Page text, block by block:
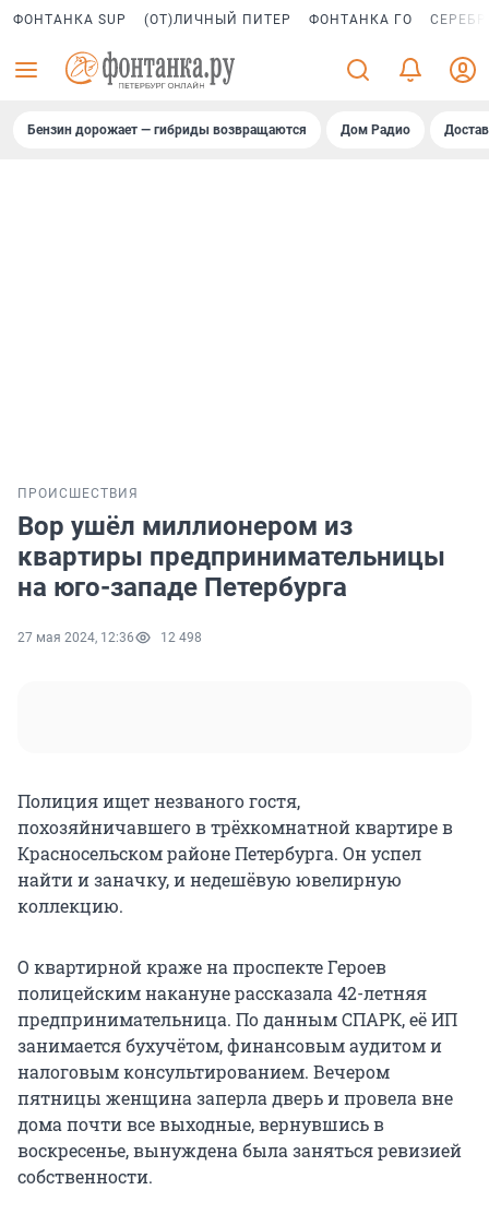
ФОНТАНКА SUP (ОТ)ЛИЧНЫЙ ПИТЕР ФОНТАНКА ГО
Бензин дорожает — гибриды возвращаются Дом Радио
ПРОИСШЕСТВИЯ
Вор ушёл миллионером из
квартиры предпринимательницы
на юго-западе Петербурга
27 мая 2024, 12:36 12 498
Полиция ищет незваного гостя,
похозяйничавшего в трёхкомнатной квартире в
Красносельском районе Петербурга. Он успел
найти и заначку, и недешёвую ювелирную
коллекцию.
О квартирной краже на проспекте Героев
полицейским накануне рассказала 42-летняя
предпринимательница. По данным СПАРК, её ИП
занимается бухучётом, финансовым аудитом и
налоговым консультированием. Вечером
пятницы женщина заперла дверь и провела вне
дома почти все выходные, вернувшись в
воскресенье, вынуждена была заняться ревизией
собственности.